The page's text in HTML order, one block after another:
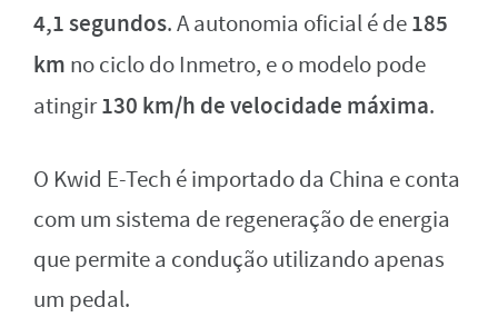
4,1 segundos. A autonomia oficial é de185
km no ciclo do Inmetro, e o modelo pode
atingir130 km/h de velocidade máxima.
O Kwid E-Tech é importado da China e conta
com um sistema de regeneração de energia
que permite a condução utilizando apenas
um pedal.